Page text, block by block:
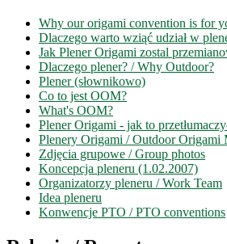
Why our origami convention is for
Dlaczego warto wziąć udział w
Jak Plener Origami zostal
Dlaczego plener? / Why Outdoor?
Plener (słownikowo)
Co to jest OOM?
What's OOM?
Plener Origami - jak to
Plenery Origami / Outdoor Origami
Zdjęcia grupowe / Group photos
Koncepcja pleneru (1.02.2007)
Organizatorzy pleneru / Work Team
Idea pleneru
Konwencje PTO / PTO conventions